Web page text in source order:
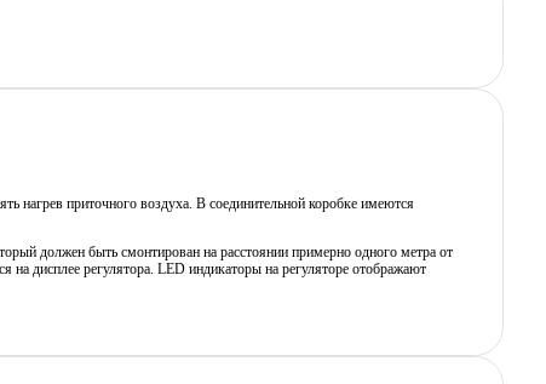
нагрев приточного воздуха. В соединительной коробке имеются
должен быть смонтирован на расстоянии примерно одного метра от
на дисплее регулятора. LED индикаторы на регуляторе отображают